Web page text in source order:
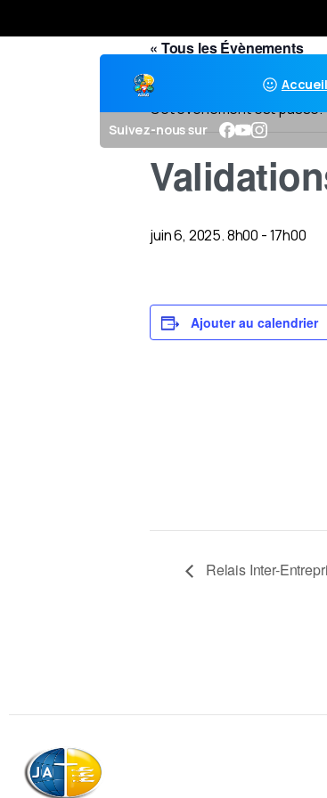
Accueil
Suivez-nous sur
« Tous les Évènements
Cet évènement est passé.
juin 6, 2025. 8h00 -17h00
Ajouter au calendrier
Relais Inter-